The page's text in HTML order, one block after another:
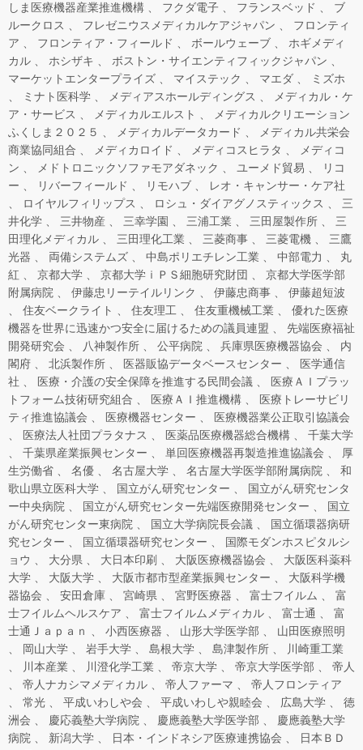
しま医療機器産業推進機構
フクダ電子 フランスベッド
ブ
ルークロス
フレゼニウスメディカルケアジャパン
フロンティ
ア
フロンティア・フィールド ボールウェーブ
ホギメディ
カル
ホシザキ
ボストン・サイエンティフィックジャパン
マーケットエンタープライズ
マイステック マエダ
ミズホ
ミナト医科学
メディアスホールディングス
メディカル・ケ
ア・サービス
メディカルエルスト
メディカルクリエーション
ふくしま２０２５
メディカルデータカード
メディカル共栄会
商業協同組合
メディカロイド メディコスヒラタ
メディコ
ン
メドトロニックソファモアダネック ユーメド貿易
リコ
ー
リバーフィールド リモハブ
レオ・キャンサー・ケア社
ロイヤルフィリップス
ロシュ・ダイアグノスティックス
三
井化学
三井物産 三幸学園 三浦工業 三田屋製作所
三
田理化メディカル
三田理化工業 三菱商事 三菱電機
三鷹
光器
両備システムズ 中島ポリエチレン工業 中部電力
丸
紅
京都大学 京都大学ｉＰＳ細胞研究財団
京都大学医学部
附属病院
伊藤忠リーテイルリンク 伊藤忠商事
伊藤超短波
住友ベークライト
住友理工 住友重機械工業
優れた医療
機器を世界に迅速かつ安全に届けるための議員連盟
先端医療福祉
開発研究会
八神製作所 公平病院 兵庫県医療機器協会
内
閣府
北浜製作所 医器販協データベースセンター
医学通信
社
医療・介護の安全保障を推進する民間会議
医療ＡＩプラッ
トフォーム技術研究組合
医療ＡＩ推進機構
医療トレーサビリ
ティ推進協議会
医療機器センター
医療機器業公正取引協議会
医療法人社団プラタナス
医薬品医療機器総合機構
千葉大学
千葉県産業振興センター
単回医療機器再製造推進協議会
厚
生労働省
名優 名古屋大学 名古屋大学医学部附属病院
和
歌山県立医科大学
国立がん研究センター
国立がん研究センタ
ー中央病院
国立がん研究センター先端医療開発センター
国立
がん研究センター東病院
国立大学病院長会議
国立循環器病研
究センター
国立循環器研究センター
国際モダンホスピタルシ
ョウ
大分県 大日本印刷 大阪医療機器協会
大阪医科薬科
大学
大阪大学 大阪市都市型産業振興センター
大阪科学機
器協会
安田倉庫 宮崎県 宮野医療器 富士フイルム
富
士フイルムヘルスケア
富士フイルムメディカル 富士通
富
士通Ｊａｐａｎ
小西医療器 山形大学医学部
山田医療照明
岡山大学
岩手大学 島根大学 島津製作所
川崎重工業
川本産業
川澄化学工業 帝京大学 帝京大学医学部
帝人
帝人ナカシマメディカル
帝人ファーマ
帝人フロンティア
常光
平成いわしや会 平成いわしや親睦会 広島大学
徳
洲会
慶応義塾大学病院 慶應義塾大学医学部
慶應義塾大学
病院
新潟大学 日本・インドネシア医療連携協会
日本ＢＤ